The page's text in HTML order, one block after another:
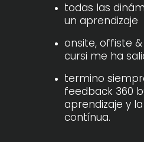
todas las
un aprendizaje
onsite, offiste &
cursi me ha
termino
feedback 360
aprendizaje y
contínua.